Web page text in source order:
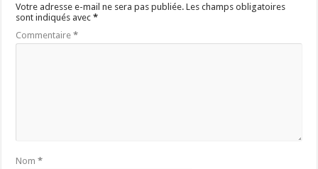
Votre adresse e-mail ne sera pas publiée. Les champs obligatoires
sont indiqués avec*
Commentaire*
Nom*